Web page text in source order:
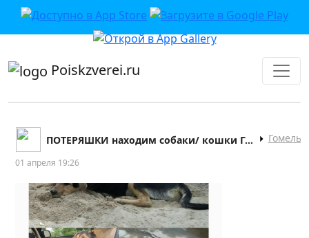
приложении или в VK">
Poiskzverei.ru
ПОТЕРЯШКИ находим собаки/ кошки Гомель Гомель
01 апреля 19:26